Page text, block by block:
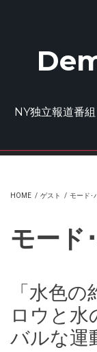
NY独立報道番組
HOME / ゲスト / モード･
モード
「水色
ロウと水
バルな運